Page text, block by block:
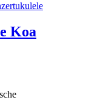
Koa